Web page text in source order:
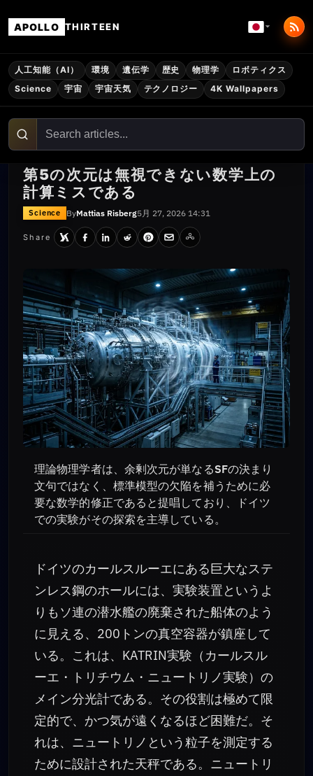
APOLLO THIRTEEN
人工知能（AI） 環境 遺伝学 歴史 物理学
ロボティクス
Science
宇宙 宇宙天気 テクノロジー 4K Wallpapers
第5の次元は無視できない数学上の
計算ミスである
Science ByMattias Risberg5月 27, 2026 14:31
Share
理論物理学者は、余剰次元が単なるSFの決まり
文句ではなく、標準模型の欠陥を補うために必
要な数学的修正であると提唱しており、ドイツ
での実験がその探索を主導している。
ドイツのカールスルーエにある巨大なステ
ンレス鋼のホールには、実験装置というよ
りもソ連の潜水艦の廃棄された船体のよう
に見える、200トンの真空容器が鎮座して
いる。これは、KATRIN実験（カールスル
ーエ・トリチウム・ニュートリノ実験）の
メイン分光計である。その役割は極めて限
定的で、かつ気が遠くなるほど困難だ。そ
れは、ニュートリノという粒子を測定する
ために設計された天秤である。ニュートリ